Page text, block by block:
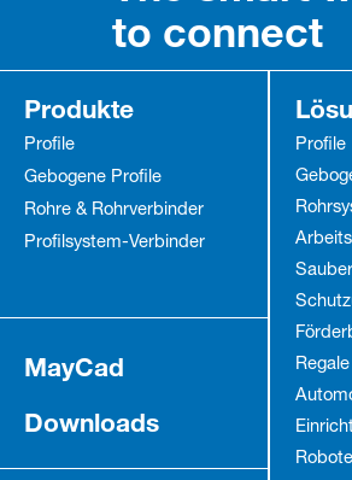
to connect
Produkte
Profile
Gebogene Profile
Rohre & Rohrverbinder
Profilsystem-Verbinder
Profile
Regale
MayCad
Downloads